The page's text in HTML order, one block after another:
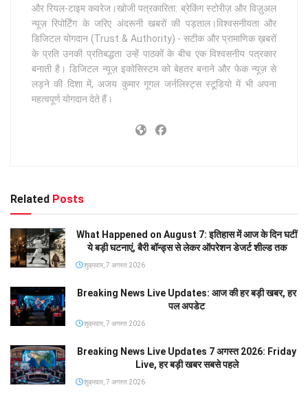
और रियल-टाइम कवरेज।खोजी पत्रकारिता: ब्रेकिंग स्टोरीज़ और विज़ुअल
न्यूज़ रिपोर्टिंग के जरिए अंदरूनी खबरों की पड़ताल।विश्वसनीयता और
डिजिटल योगदान (Trust & Authority) - सटीक और प्रामाणिक ख़बरों
के प्रति उनकी प्रतिबद्धता उन्हें पाठकों के बीच एक विश्वसनीय पत्रकार
बनाती है। डिजिटल न्यूज़ इकोसिस्टम को बेहतर बनाने और फेक न्यूज़ से
लड़ने की दिशा में, अजय कुमार गूगल जर्नलिस्ट्स स्टूडियो में भी अपना
महत्वपूर्ण योगदान देते हैं।
Related Posts
What Happened on August 7: इतिहास में आज के दिन घटीं
ये बड़ी घटनाएं, बैरी बॉन्ड्स से लेकर ऑपरेशन डेजर्ट शील्ड तक
शुक्रवार, 7 अगस्त 2026
Breaking News Live Updates: आज की हर बड़ी खबर, हर
पल अपडेट
शुक्रवार, 7 अगस्त 2026
Breaking News Live Updates 7 अगस्त 2026: Friday
Live, हर बड़ी खबर सबसे पहले
शुक्रवार, 7 अगस्त 2026